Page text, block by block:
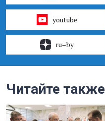
youtube
ru–by
Читайте также